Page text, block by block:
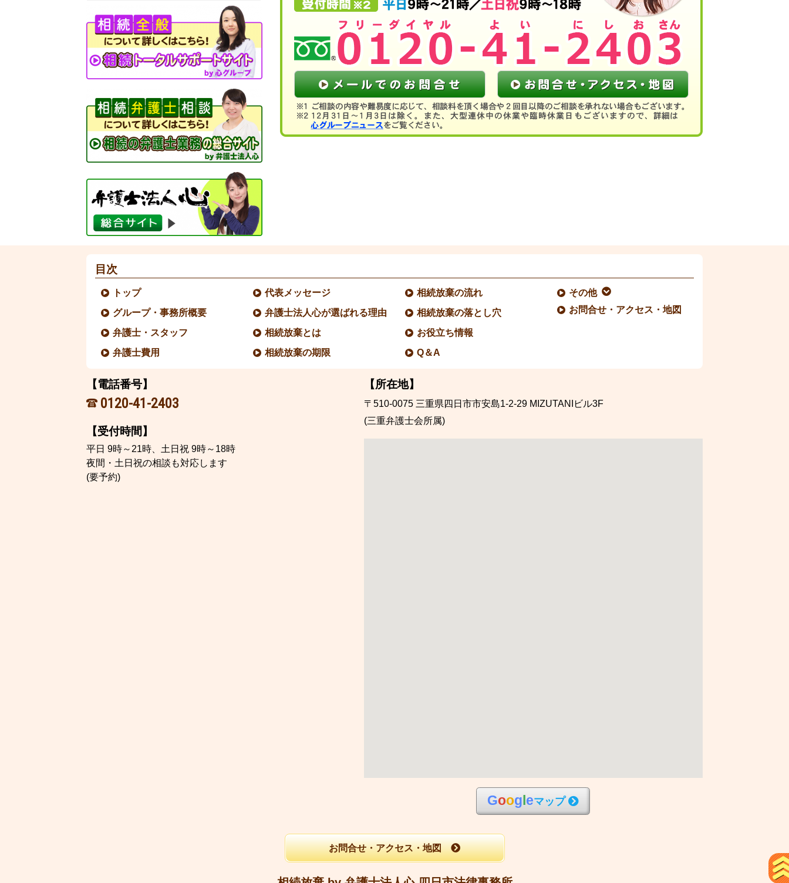
目次
トップ
グループ・事務所概要
弁護士・スタッフ
弁護士費用
代表メッセージ
弁護士法人心が選ばれる理由
相続放棄とは
相続放棄の期限
相続放棄の流れ
相続放棄の落とし穴
お役立ち情報
Q＆A
その他
お問合せ・アクセス・地図
【電話番号】
0120-41-2403
【受付時間】
平日 9時～21時、土日祝 9時～18時
夜間・土日祝の相談も対応します
(要予約)
【所在地】
〒510-0075三重県四日市市安島1-2-29 MIZUTANIビル3F
(三重弁護士会所属)
Goog eマップ
お問合せ・アクセス・地図